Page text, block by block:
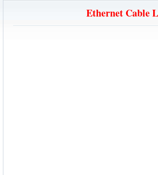
Ethernet Cable